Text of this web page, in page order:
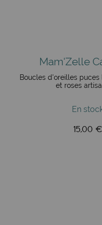
Les attaches sont des
Mam'Zelle
Boucles d'oreilles
et roses
En
15,00 €